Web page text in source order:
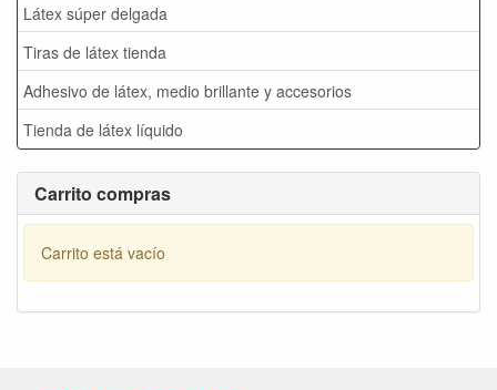
Látex súper delgada
Tiras de látex tienda
Adhesivo de látex, medio brillante y accesorios
Tienda de látex líquido
Carrito compras
Carrito está vacío